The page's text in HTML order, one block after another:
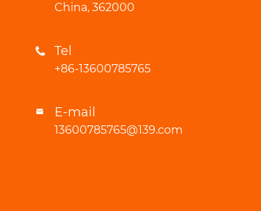
China, 362000
 Tel
+86-13600785765
 E-mail
13600785765@139.com